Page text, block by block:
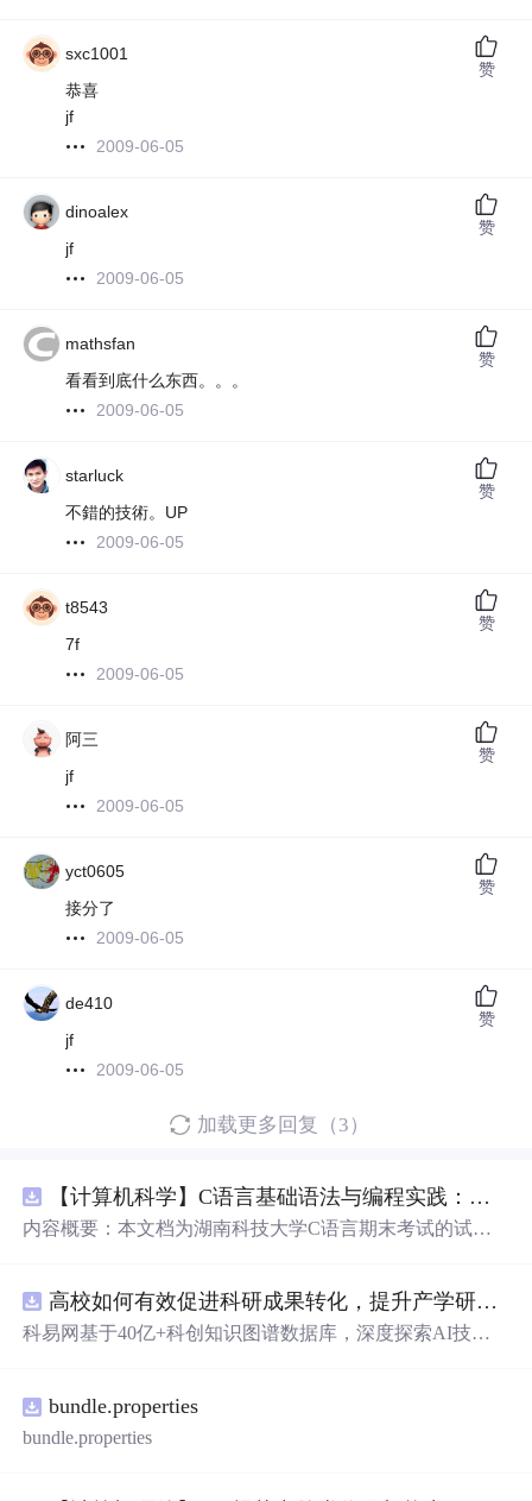
sxc1001
恭喜
jf
2009-06-05
赞
dinoalex
jf
2009-06-05
赞
mathsfan
看看到底什么东西。。。
2009-06-05
赞
starluck
不錯的技術。UP
2009-06-05
赞
t8543
7f
2009-06-05
赞
阿三
jf
2009-06-05
赞
yct0605
接分了
2009-06-05
赞
de410
jf
2009-06-05
赞
加载更多回复（3）
【计算机科学】C语言基础语法与编程实践：湖南科技大学期末考试核心知识点解析
内容概要：本文档为湖南科技大学C语言期末考试的试题
循环）、数组、字符串处理、函数定义与调用、指针初步
等内容。题目形式为单项选择题，每道题后附有正确答
业学习C语言课程的学生，特别是准备期末考试或需要强
习，检验对C语言核心概念的掌握程度；②辅助教师出题
高校如何有效促进科研成果转化，提升产学研合作效率？.docx
科易网基于40亿+科创知识图谱数据库，深度探索AI技术
新领域的AI+数智化解决方案，推动科技创新与产业创新
智能化发展。
bundle.properties
bundle.properties